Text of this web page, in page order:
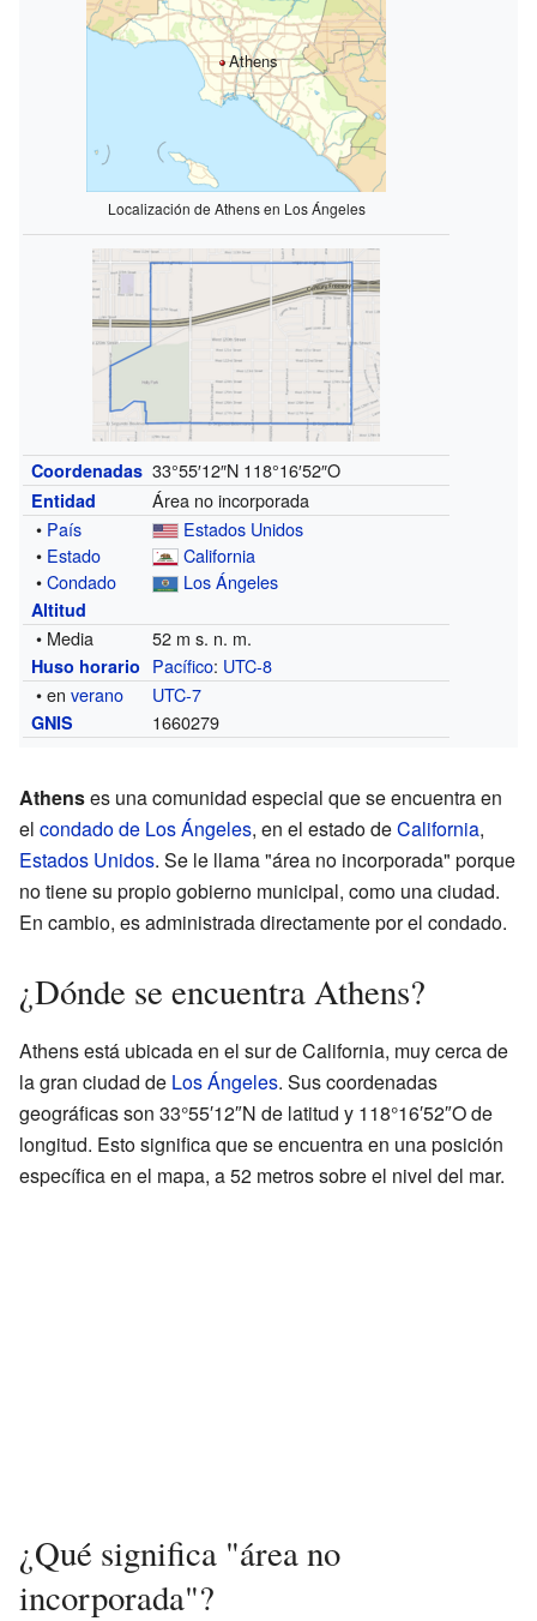
Athens
Localización de Athens en Los Ángeles
Coordenadas 33°55′12″N 118°16′52″O
Entidad
Área no incorporada
• País
Estados Unidos
• Estado
California
•Condado Los Ángeles
Altitud
• Media 52 m s. n. m.
Huso horario Pacífico: UTC-8
• enverano UTC-7
GNIS 1660279
Athenses una comunidad especial que se encuentra en
el condado de Los Ángeles, en el estado deCalifornia,
Estados Unidos. Se le llama "área no incorporada" porque
no tiene su propio gobierno municipal, como una ciudad.
En cambio, es administrada directamente por el condado.
¿Dónde se encuentra Athens?
Athens está ubicada en el sur de California, muy cerca de
la gran ciudad de Los Ángeles. Sus coordenadas
geográficas son 33°55′12″N de latitud y 118°16′52″O de
longitud. Esto significa que se encuentra en una posición
específica en el mapa, a 52 metros sobre el nivel del mar.
¿Qué significa "área no
incorporada"?